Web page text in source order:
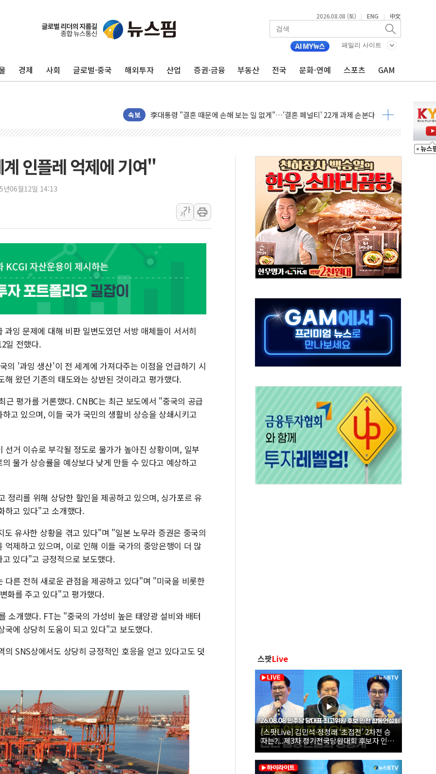
2026.08.08 (토) | ENG | 中文
패밀리 사이트
경제 사회 글로벌·중국 해외투자 산업 증권·금융 부동산 전국 문화·연예 스포츠 GAM
속보
이번주 국내 주요 금융일정(8.10~8.14)
美, 이란전 출구전략 만지작…공습 한계·탄약 부족 현실화
폐기물 수거하다 참변…60대 환경미화원 수거차에 치여 사망
서울 중랑구 주택가서 흉기 난동…60대 남성 2명 숨져
여수 오동도 인근 해상서 모터보트 전복…1명 사망·1명 실종
추미애, '위안부' 피해자 기림의 날 참석..."국제적 시민 연대로 목소리 내야"
인천서 말다툼 중 어머니 흉기 살해 10대 아들 체포
'화합' 꺼낸 김민석에 '뻔뻔' 받아친 정청래…제주 연설서 신경전 고조
李대통령, ISA 개편 재검토 지시…與 "적극 환영"·野 "졸속 국정"
동해중부 전 해상 풍랑주의보…10일까지 최대 3.5m 높은 물결
연일 폭염에 온열질환 사망 23명…정부, 비상대응기구 가동
中 전방위 아파트 부양, 수도 베이징도 부동산 규제 철폐
인제 용대리 계곡서 수위 상승으로 피서객 7명 고립…전원 구조
동해시, 11~14일 '별똥별 멍' 운영…페르세우스 유성우 관측
강원 중·남부 동해안 시간당 50mm 이상 폭우…호우경보 발효
폭염에 車 운전면허 기능시험 오전 집중 편성…체감온도 38도 넘으면 중단
인플레 억제에 기여"
년06월12일 14:13
가
가
잉 문제에 대해 비판 일변도였던 서방 매체들이 서서히
일 전했다.
의 '과잉 생산'이 전 세계에 가져다주는 이점을 언급하기 시
왔던 기존의 태도와는 상반된 것이라고 평가했다.
근 평가를 거론했다. CNBC는 최근 보도에서 "중국의 공급
고 있으며, 이들 국가 국민의 생활비 상승을 상쇄시키고
거 이슈로 부각될 정도로 물가가 높아진 상황이며, 일부
물가 상승률을 예상보다 낮게 만들 수 있다고 예상하고
정리를 위해 상당한 할인을 제공하고 있으며, 싱가포르 유
하고 있다"고 소개했다.
유사한 상황을 겪고 있다"며 "일본 노무라 증권은 중국의
제하고 있으며, 이로 인해 이들 국가의 중앙은행이 더 많
있다"고 긍정적으로 보도했다.
른 전혀 새로운 관점을 제공하고 있다"며 "미국을 비롯한
화를 주고 있다"고 평가했다.
소개했다. FT는 "중국의 가성비 높은 태양광 설비와 배터
에 상당히 도움이 되고 있다"고 보도했다.
SNS상에서도 상당히 긍정적인 호응을 얻고 있다고도 덧
스팟Live
[스팟Live] 김민석·정청래 ‘초접전’ 2차전 승
자는?...제3차 정기전국당원대회 후보자 인천
합동연설회 생중계 | 26.08.08